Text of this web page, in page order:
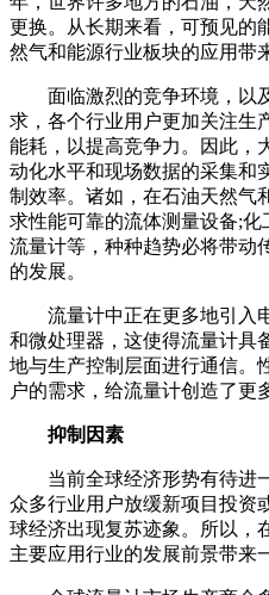
更换。从长期来看，可预见
然气和能源行业板块的应用带来
面临激烈的竞争环境，
求，各个行业用户更加关注
能耗，以提高竞争力。因此
动化水平和现场数据的采集和实
制效率。诸如，在石油天
求性能可靠的流体测量设备;
流量计等，种种趋势必将带
的发展。
流量计中正在更多地引入电子
和微处理器，这使得流量计具
地与生产控制层面进行通信
户的需求，给流量计创造了更
抑制因素
当前全球经济形势有待进一步
众多行业用户放缓新项目投资
球经济出现复苏迹象。所以
主要应用行业的发展前景带来一定